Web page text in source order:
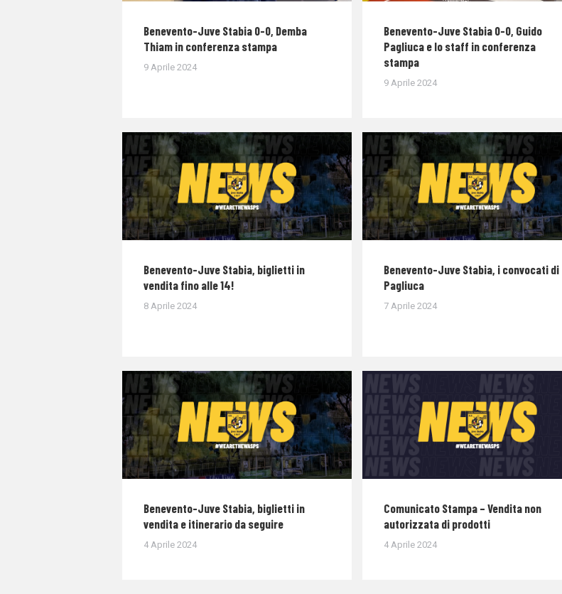
Benevento-Juve Stabia 0-0, Demba
Thiam in conferenza stampa
9 Aprile 2024
Benevento-Juve Stabia 0-0, Guido
Pagliuca e lo staff in conferenza
stampa
9 Aprile 2024
Benevento-Juve Stabia, biglietti in
vendita fino alle 14!
8 Aprile 2024
Benevento-Juve Stabia, i convocati di
Pagliuca
7 Aprile 2024
Benevento-Juve Stabia, biglietti in
vendita e itinerario da seguire
4 Aprile 2024
Comunicato Stampa – Vendita non
autorizzata di prodotti
4 Aprile 2024